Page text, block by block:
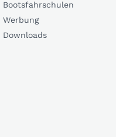
Bootsfahrschulen
Werbung
Downloads